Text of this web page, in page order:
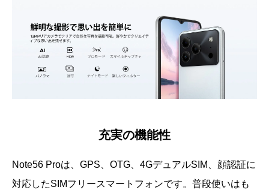
充実の機能性
Note56 Proは、GPS、OTG、4GデュアルSIM、顔認証に
対応したSIMフリースマートフォンです。普段使いはも